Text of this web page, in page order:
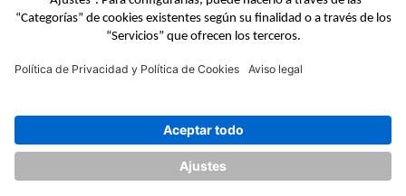
ALLPLAN en LinkedIn
ALLPLAN en Facebook
ALLPLAN en YouTube
ALLPLAN en Twitter